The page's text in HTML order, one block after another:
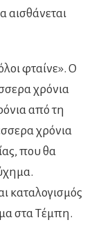
αισθάνεται
φταίνε». Ο
χρόνια
από τη
χρόνια
που θα
καταλογισμός
στα Τέμπη.